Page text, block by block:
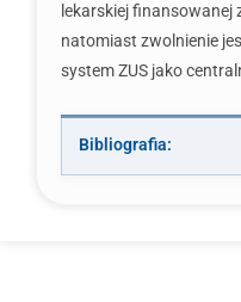
lekarskiej finansowanej
natomiast zwolnienie
system ZUS jako
Bibliografia: